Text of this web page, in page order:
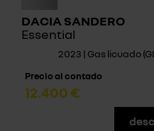
DACIA SANDERO
Essential
2023 | Gas licuado
Precio al contado
12.400 €